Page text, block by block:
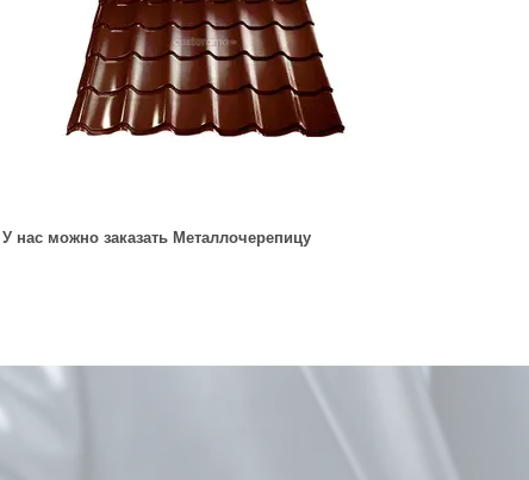
У нас можно заказать Металлочерепицу